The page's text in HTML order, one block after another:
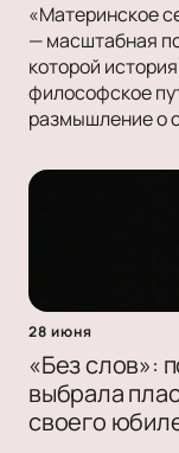
«Материнское
— масштабная
которой
философское
размышление о
28 июня
«Без слов»:
выбрала
своего